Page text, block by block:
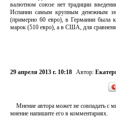
валютном союзе нет традиции
Испании самым крупным денежным
(примерно 60 евро), в Германии была
марок (510 евро), а в США, для
29 апреля 2013 г. 10:18 Автор:
Мнение автора может не совпадать с
мнение напишите его в комментариях.